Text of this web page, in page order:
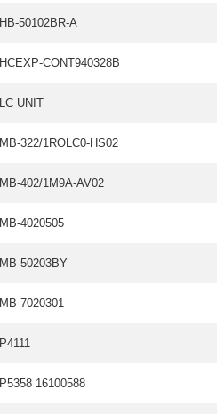
HB-50102BR-A
HCEXP-CONT940328B
LC UNIT
MB-322/1ROLC0-HS02
MB-402/1M9A-AV02
MB-4020505
MB-50203BY
MB-7020301
P4111
P5358 16100588